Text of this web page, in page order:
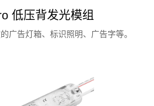
低压背发光模组
广告灯箱、标识照明、广告字等。